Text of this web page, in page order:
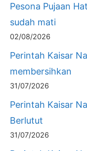
Pesona Pujaan
sudah mati
02/08/2026
Perintah Kaisar
membersihkan
31/07/2026
Perintah Kaisar
Berlutut
31/07/2026